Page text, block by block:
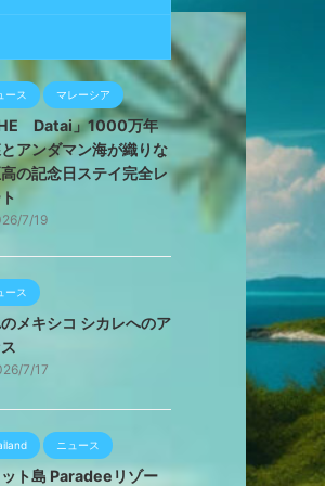
ース マレーシア
Datai」1000万年
アンダマン海が織りな
の記念日ステイ完全レ
7/19
ース
メキシコ シカレへのア
7/17
ニュース
ト島 Paradeeリゾー